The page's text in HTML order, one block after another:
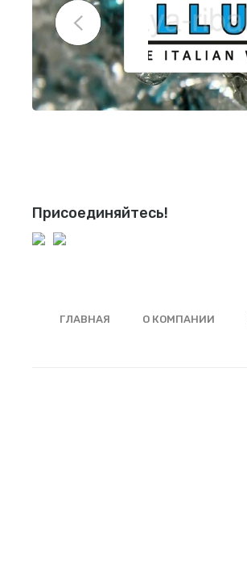
Присоединяйтесь!
ГЛАВНАЯ О КОМПАНИИ